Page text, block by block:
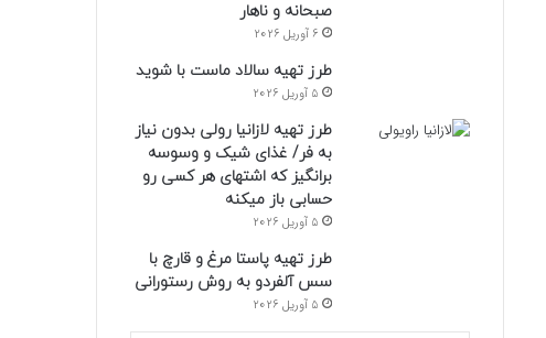
صبحانه و ناهار
6 آوریل 2026
طرز تهیه سالاد ماست با شوید
5 آوریل 2026
طرز تهیه لازانیا رولی بدون نیاز
به فر/ غذای شیک و وسوسه
برانگیز که اشتهای هر کسی رو
حسابی باز میکنه
5 آوریل 2026
طرز تهیه پاستا مرغ و قارچ با
سس آلفردو به روش رستورانی
5 آوریل 2026